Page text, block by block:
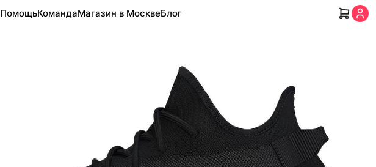
ПомощьКомандаМагазин в МосквеБлог